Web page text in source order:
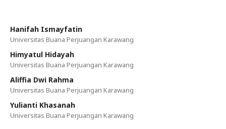
Hanifah Ismayfatin
Universitas Buana Perjuangan Karawang
Himyatul Hidayah
Universitas Buana Perjuangan Karawang
Aliffia Dwi Rahma
Universitas Buana Perjuangan Karawang
Yulianti Khasanah
Universitas Buana Perjuangan Karawang